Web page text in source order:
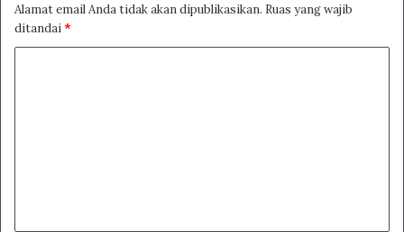
Alamat email Anda tidak akan dipublikasikan. Ruas yang wajib
ditandai*